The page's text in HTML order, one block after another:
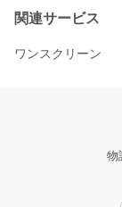
関連サービス
ワンスクリーン
物